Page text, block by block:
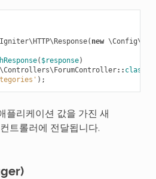
( new \Config\App
( $response)
:: class
);
플리케이션 값을 가진 새
트롤러에 전달됩니다.